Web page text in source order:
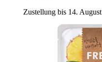
Zustellung bis 14. August